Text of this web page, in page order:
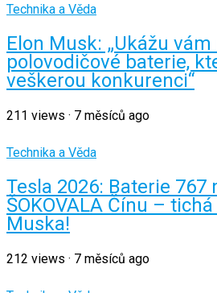
Technika a Věda
Elon Musk: „Ukážu vám
polovodičové baterie,
veškerou konkurenci“
211 views · 7 měsíců ago
Technika a Věda
Tesla 2026: Baterie 767
ŠOKOVALA Čínu –
Muska!
212 views · 7 měsíců ago